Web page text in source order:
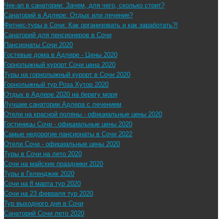
Чек-ап в санатории: Зачем, для чего, сколько стоит?
Санаторий в Адлере: Отдых или лечение?
Фитнес-туры в Сочи: Как организовать и как заработать?!
Санаторий для пенсионеров в Сочи
Пансионаты Сочи 2020
Гостевые дома в Адлере - Цены 2020
Горнолыжный курорт Сочи цена 2020
Туры на горнолыжный курорт в Сочи 2020
Горнолыжный тур Роза Хутор 2020
Отдых в Адлере 2020 на берегу моря
Лучшие санатории Адлера с лечением
Отели на красной поляны - официальные цены 2020
Гостиницы Сочи - официальные цены 2020
Самые недорогие пансионаты в Сочи 2022
Отели Сочи - официальные цены 2020
Туры в Сочи на лето 2020
Сочи на майские праздники 2020
Туры в Геленджик 2020
Сочи на 8 марта тур 2020
Сочи на 23 февраля тур 2020
Тур выходного дня в Сочи
Санаторий Сочи лето 2020